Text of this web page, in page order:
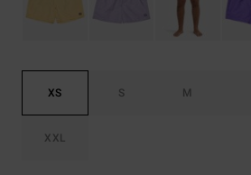
XS S M
XXL